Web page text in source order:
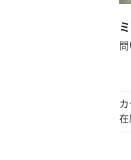
カ
在